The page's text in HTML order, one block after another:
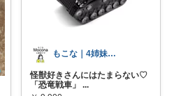
もこな｜4姉妹ママ×子供のも×家事ラク
怪獣好きさんにはたまらない♡
「恐竜戦車」
...